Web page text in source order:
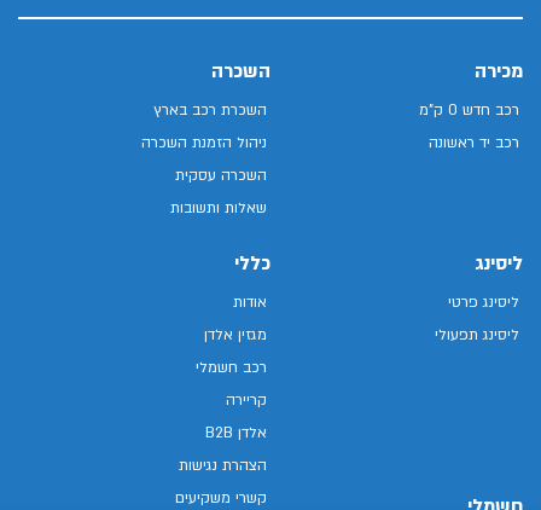
מכירה
רכב חדש 0 ק"מ
רכב יד ראשונה
השכרה
השכרת רכב בארץ
ניהול הזמנת השכרה
השכרה עסקית
שאלות ותשובות
ליסינג
ליסינג פרטי
ליסינג תפעולי
כללי
אודות
מגזין אלדן
רכב חשמלי
קריירה
אלדן B2B
הצהרת נגישות
קשרי משקיעים